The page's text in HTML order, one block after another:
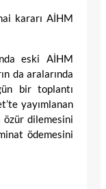
kararı AİHM
eski AİHM
da aralarında
bir toplantı
yayımlanan
özür dilemesini
ödemesini